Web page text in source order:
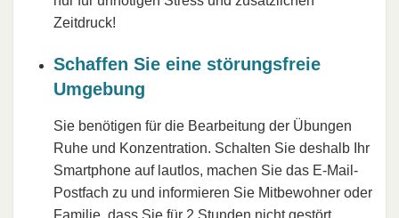
Zeitdruck!
Schaffen Sie eine störungsfreie
Umgebung
Sie benötigen für die Bearbeitung der Übungen
Ruhe und Konzentration. Schalten Sie deshalb Ihr
Smartphone auf lautlos, machen Sie das E-Mail-
Postfach zu und informieren Sie Mitbewohner oder
Familie, dass Sie für 2 Stunden nicht gestört